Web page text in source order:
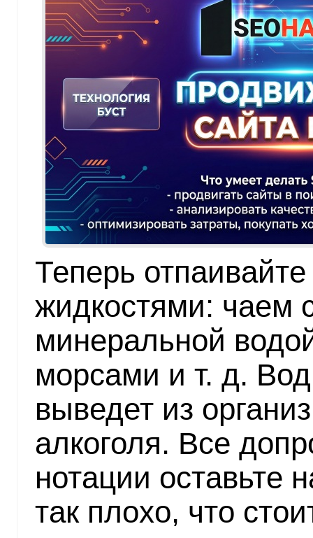
Теперь
жидкостями: чаем
минеральной
морсами и т. д.
выведет из
алкоголя. Все
нотации оставьте
так плохо, что